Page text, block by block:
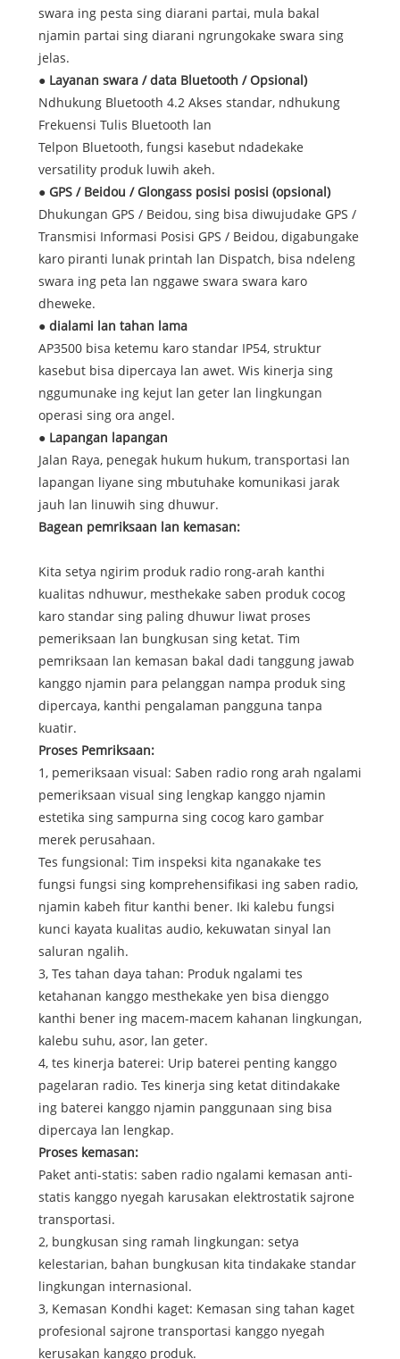
swara ing pesta sing diarani partai, mula bakal
njamin partai sing diarani ngrungokake swara sing
jelas.
● Layanan swara / data Bluetooth / Opsional)
Ndhukung Bluetooth 4.2 Akses standar, ndhukung
Frekuensi Tulis Bluetooth lan
Telpon Bluetooth, fungsi kasebut ndadekake
versatility produk luwih akeh.
● GPS / Beidou / Glongass posisi posisi (opsional)
Dhukungan GPS / Beidou, sing bisa diwujudake GPS /
Transmisi Informasi Posisi GPS / Beidou, digabungake
karo piranti lunak printah lan Dispatch, bisa ndeleng
swara ing peta lan nggawe swara swara karo
dheweke.
● dialami lan tahan lama
AP3500 bisa ketemu karo standar IP54, struktur
kasebut bisa dipercaya lan awet. Wis kinerja sing
nggumunake ing kejut lan geter lan lingkungan
operasi sing ora angel.
● Lapangan lapangan
Jalan Raya, penegak hukum hukum, transportasi lan
lapangan liyane sing mbutuhake komunikasi jarak
jauh lan linuwih sing dhuwur.
Bagean pemriksaan lan kemasan:
Kita setya ngirim produk radio rong-arah kanthi
kualitas ndhuwur, mesthekake saben produk cocog
karo standar sing paling dhuwur liwat proses
pemeriksaan lan bungkusan sing ketat. Tim
pemriksaan lan kemasan bakal dadi tanggung jawab
kanggo njamin para pelanggan nampa produk sing
dipercaya, kanthi pengalaman pangguna tanpa
kuatir.
Proses Pemriksaan:
1, pemeriksaan visual: Saben radio rong arah ngalami
pemeriksaan visual sing lengkap kanggo njamin
estetika sing sampurna sing cocog karo gambar
merek perusahaan.
Tes fungsional: Tim inspeksi kita nganakake tes
fungsi fungsi sing komprehensifikasi ing saben radio,
njamin kabeh fitur kanthi bener. Iki kalebu fungsi
kunci kayata kualitas audio, kekuwatan sinyal lan
saluran ngalih.
3, Tes tahan daya tahan: Produk ngalami tes
ketahanan kanggo mesthekake yen bisa dienggo
kanthi bener ing macem-macem kahanan lingkungan,
kalebu suhu, asor, lan geter.
4, tes kinerja baterei: Urip baterei penting kanggo
pagelaran radio. Tes kinerja sing ketat ditindakake
ing baterei kanggo njamin panggunaan sing bisa
dipercaya lan lengkap.
Proses kemasan:
Paket anti-statis: saben radio ngalami kemasan anti-
statis kanggo nyegah karusakan elektrostatik sajrone
transportasi.
2, bungkusan sing ramah lingkungan: setya
kelestarian, bahan bungkusan kita tindakake standar
lingkungan internasional.
3, Kemasan Kondhi kaget: Kemasan sing tahan kaget
profesional sajrone transportasi kanggo nyegah
kerusakan kanggo produk.